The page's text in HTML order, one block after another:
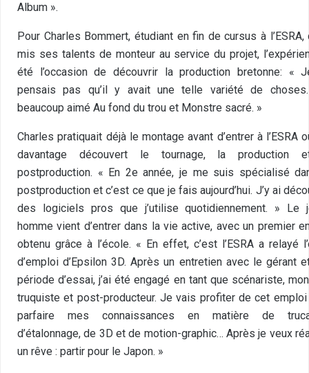
Album ».
Pour Charles Bommert, étudiant en fin de cursus à l’ESRA,
mis ses talents de monteur au service du projet,
été l’occasion de découvrir la production bretonne: «
pensais pas qu’il y avait une telle variété de choses.
beaucoup aimé Au fond du trou et Monstre sacré. »
Charles pratiquait déjà le montage avant d’entrer à l’ESRA
davantage découvert le tournage, la production
postproduction. « En 2e année, je me suis spécialisé
postproduction et c’est ce que je fais aujourd’hui. J’y ai
des logiciels pros que j’utilise quotidiennement. » Le
homme vient d’entrer dans la vie active, avec un premier
obtenu grâce à l’école. « En effet, c’est l’ESRA a relayé
d’emploi d’Epsilon 3D. Après un entretien avec le gérant
période d’essai, j’ai été engagé en tant que scénariste,
truquiste et post-producteur. Je vais profiter de cet emploi
parfaire mes connaissances en matière de
d’étalonnage, de 3D et de motion-graphic… Après je veux
un rêve : partir pour le Japon. »